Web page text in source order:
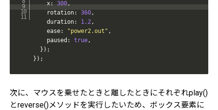
    x
: 300,
    rotation
: 360,
    duration
: 1.2,
    ease
: "power2.out" ,
    paused
: true,
} ) ;
} ) ;
次に、マウスを乗せたときと離したときにそれぞれplay()
とreverse()メソッドを実行したいため、ボックス要素に